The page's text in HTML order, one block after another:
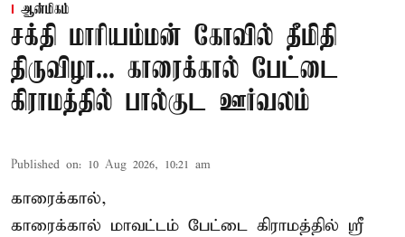
ஆன்மிகம்
சக்தி மாரியம்மன் கோவில் தீமிதி
திருவிழா... காரைக்கால் பேட்டை
கிராமத்தில் பால்குட ஊர்வலம்
Published on: 10 Aug 2026, 10:21 am
காரைக்கால்,
காரைக்கால் மாவட்டம் பேட்டை கிராமத்தில் ஸ்ரீ